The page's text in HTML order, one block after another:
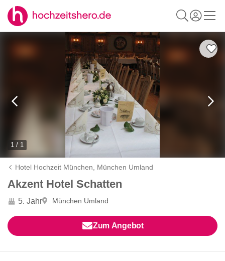
1 / 1
Hotel Hochzeit München, München Umland
Akzent Hotel Schatten
5. Jahr München Umland
Zum Angebot